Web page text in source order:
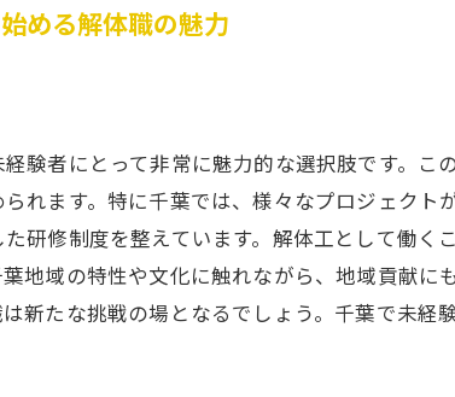
める解体職の魅力
験者にとって非常に魅力的な選択肢です。
れます。特に千葉では、様々なプロジェク
研修制度を整えています。解体工として働
地域の特性や文化に触れながら、地域貢献
新たな挑戦の場となるでしょう。千葉で未経